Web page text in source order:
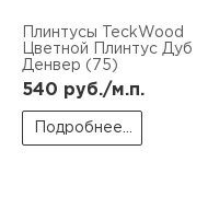
Плинтусы TeckWood
Цветной Плинтус Дуб
Денвер (75)
540 руб./м.п.
Подробнее...